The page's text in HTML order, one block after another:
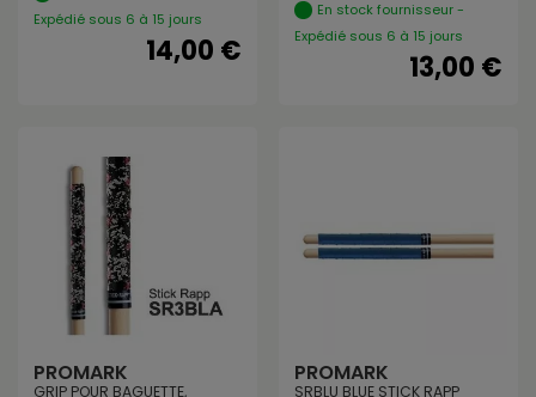
Expédié sous 6 à 15 jours
14,00 €
En stock fournisseur -
Expédié sous 6 à 15 jours
13,00 €
PROMARK
GRIP POUR BAGUETTE,
PROMARK
SRBLU BLUE STICK RAPP